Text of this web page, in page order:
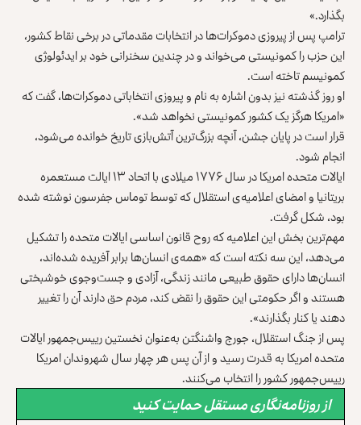
بگذارد.»
ترامپ پس از پیروزی دموکرات‌ها در انتخابات مقدماتی در برخی نقاط کشور،
این حزب را کمونیستی می‌خواند و در چندین سخنرانی خود بر ایدئولوژی
کمونیسم تاخته است.
او روز گذشته نیز بدون اشاره به نام و پیروزی انتخاباتی دموکرات‌ها، گفت که
«امریکا هرگز یک کشور کمونیستی نخواهد شد».
قرار است در پایان جشن، آنچه بزرگ‌ترین آتش‌بازی تاریخ خوانده می‌شود،
انجام شود.
ایالات متحده امریکا در سال ۱۷۷۶ میلادی با اتحاد ۱۳ ایالت مستعمره
بریتانیا و امضای اعلامیه‌‌ی استقلال که توسط توماس جفرسون نوشته شده
بود، شکل گرفت.
مهم‌ترین بخش این اعلامیه که روح قانون اساسی ایالات متحده را تشکیل
می‌دهد، این سه نکته است که «همه‌ی انسان‌ها برابر آفریده شده‌اند،
انسان‌ها دارای حقوق طبیعی مانند زندگی، آزادی و جست‌وجوی خوشبختی
هستند و اگر حکومتی این حقوق را نقض کند، مردم حق دارند آن را تغییر
دهند یا کنار بگذارند».
پس از جنگ استقلال، جورج واشنگتن به‌عنوان نخستین رییس‌جمهور ایالات
متحده امریکا به قدرت رسید و از آن پس هر چهار سال شهروندان امریکا
رییس‌جمهور کشور را انتخاب می‌کنند.
از روزنامه‌نگاری مستقل حمایت کنید